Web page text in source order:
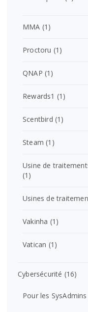
MMA (1)
Proctoru (1)
QNAP (1)
Rewards1 (1)
Scentbird (1)
Steam (1)
Usine de
(1)
Usines de
Vakinha (1)
Vatican (1)
Cybersécurité (16)
Pour les SysAdmins